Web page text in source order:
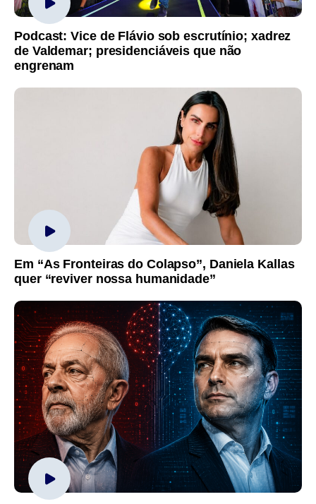
Podcast: Vice de Flávio sob escrutínio; xadrez
de Valdemar; presidenciáveis que não
engrenam
Em “As Fronteiras do Colapso”, Daniela Kallas
quer “reviver nossa humanidade”